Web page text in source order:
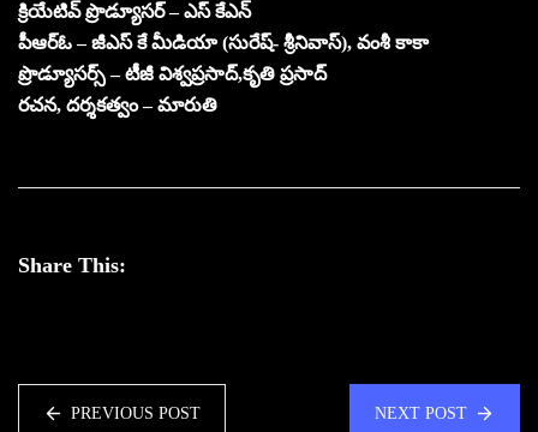
క్రియేటివ్ ప్రొడ్యూసర్ – ఎస్ కేఎన్
పీఆర్ఓ – జీఎస్ కే మీడియా (సురేష్- శ్రీనివాస్), వంశీ కాకా
ప్రొడ్యూసర్స్ – టీజీ విశ్వప్రసాద్,కృతి ప్రసాద్
రచన, దర్శకత్వం – మారుతి
Share This:
PREVIOUS POST NEXT POST